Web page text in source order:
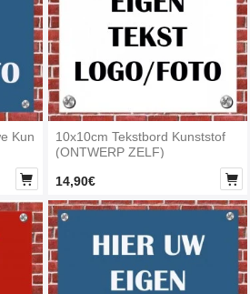
Kun

10x10cm Tekstbord Kunststof
(ONTWERP ZELF)
14,90€
